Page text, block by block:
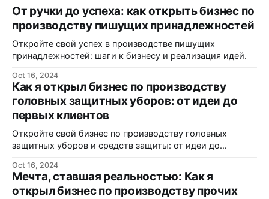
От ручки до успеха: как открыть бизнес по
производству пишущих принадлежностей
Откройте свой успех в производстве пишущих
принадлежностей: шаги к бизнесу и реализация идей.
Oct 16, 2024
Как я открыл бизнес по производству
головных защитных уборов: от идеи до
первых клиентов
Откройте свой бизнес по производству головных
защитных уборов и средств защиты: от идеи до
Oct 16, 2024
Мечта, ставшая реальностью: Как я
открыл бизнес по производству прочих